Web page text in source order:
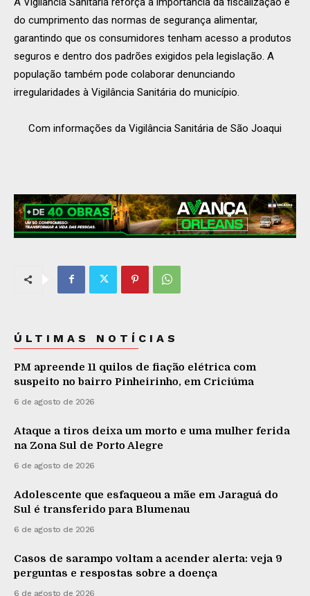
do cumprimento das normas de segurança alimentar,
garantindo que os consumidores tenham acesso a produtos
seguros e dentro dos padrões exigidos pela legislação. A
população também pode colaborar denunciando
irregularidades à Vigilância Sanitária do município.
Com informações da Vigilância Sanitária de São Joaqui
ÚLTIMAS NOTÍCIAS
PM apreende 11 quilos de fiação elétrica com
suspeito no bairro Pinheirinho, em Criciúma
6 de agosto de 2026
Ataque a tiros deixa um morto e uma mulher ferida
na Zona Sul de Porto Alegre
6 de agosto de 2026
Adolescente que esfaqueou a mãe em Jaraguá do
Sul é transferido para Blumenau
6 de agosto de 2026
Casos de sarampo voltam a acender alerta: veja 9
perguntas e respostas sobre a doença
6 de agosto de 2026